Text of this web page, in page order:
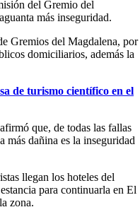
del Gremio del
más inseguridad.
Gremios del Magdalena, por
domiciliarios, además la
de turismo científico en el
que, de todas las fallas
más dañina es la inseguridad
llegan los hoteles del
para continuarla en El
zona.